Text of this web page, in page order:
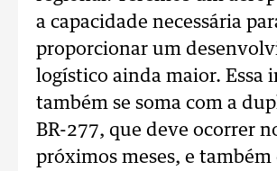
a capacidade necessária
proporcionar um
logístico ainda maior. Essa
também se soma com a
BR-277, que deve ocorrer
próximos meses, e também